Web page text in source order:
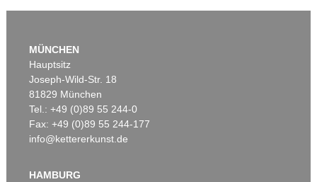
MÜNCHEN
Hauptsitz
Joseph-Wild-Str. 18
81829 München
Tel.: +49 (0)89 55 244-0
Fax: +49 (0)89 55 244-177
info@kettererkunst.de
HAMBURG